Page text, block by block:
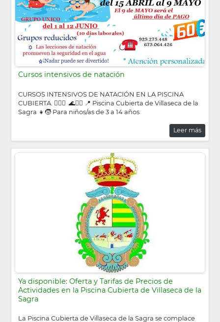
Cursos intensivos de natación
CURSOS INTENSIVOS DE NATACIÓN EN LA PISCINA
CUBIERTA. 🏊‍♂️🌊 🌊🏊‍♀️ 📍 Piscina Cubierta de Villaseca de la
Sagra 👧🧒 Para niños/as de 3 a 14 años
Leer más
Ya disponible: Oferta y Tarifas de Precios de
Actividades en la Piscina Cubierta de Villaseca de la
Sagra
La Piscina Cubierta de Villaseca de la Sagra se complace